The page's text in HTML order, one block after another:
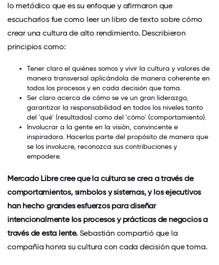
lo metódico que es su enfoque y afirmaron que
escucharlos fue como leer un libro de texto sobre cómo
crear una cultura de alto rendimiento. Describieron
principios como:
Tener claro el quiénes somos y vivir la cultura y valores de
manera transversal aplicándola de manera coherente en
todos los procesos y en cada decisión que toma.
Ser claro acerca de cómo se ve un gran liderazgo,
garantizar la responsabilidad en todos los niveles tanto
del 'qué' (resultados) como del 'cómo' (comportamiento).
Involucrar a la gente en la visión, convincente e
inspiradora. Hacerlos parte del propósito de manera que
se los involucre, reconozca sus contribuciones y
empodere.
Mercado Libre cree que la cultura se crea a través de
comportamientos, símbolos y sistemas, y los ejecutivos
han hecho grandes esfuerzos para diseñar
intencionalmente los procesos y prácticas de negocios a
través de esta lente. Sebastián compartió que la
compañía honra su cultura con cada decisión que toma.